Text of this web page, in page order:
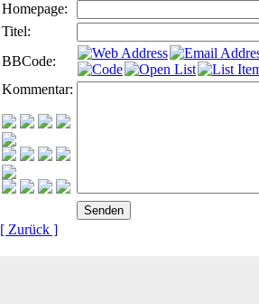
Homepage:
Titel:
BBCode:
Kommentar:
[ Zurück ]